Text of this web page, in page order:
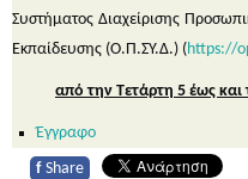
Συστήματος Διαχείρισης
Εκπαίδευσης (Ο.Π.ΣΥ.Δ.) (https://
από την Τετάρτη 5 έως
Έγγραφο
f Share